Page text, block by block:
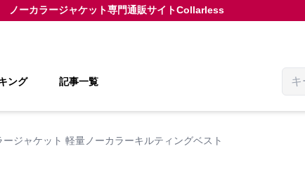
ノーカラージャケット専門通販サイトCollarless
ング 記事一覧
ージャケット 軽量ノーカラーキルティングベスト